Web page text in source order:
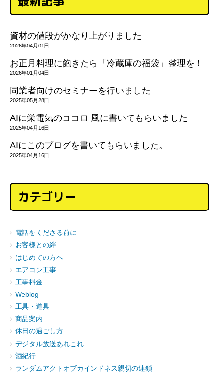
資材の値段がかなり上がりました
2026年04月01日
お正月料理に飽きたら「冷蔵庫の福袋」整理を！
2026年01月04日
同業者向けのセミナーを行いました
2025年05月28日
AIに栄電気のココロ 風に書いてもらいました
2025年04月16日
AIにこのブログを書いてもらいました。
2025年04月16日
カテゴリー
電話をくださる前に
お客様との絆
はじめての方へ
エアコン工事
工事料金
Weblog
工具・道具
商品案内
休日の過ごし方
デジタル放送あれこれ
酒紀行
ランダムアクトオブカインドネス親切の連鎖